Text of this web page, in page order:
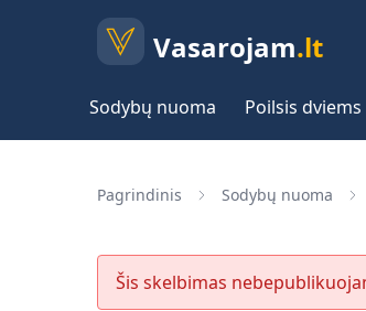
Vasarojam.lt
Sodybų nuoma Poilsis dviems
Pagrindinis Sodybų nuoma
Šis skelbimas